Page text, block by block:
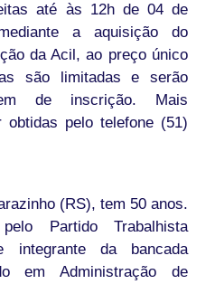
até às 12h de 04 de
a aquisição do
da Acil, ao preço único
são limitadas e serão
de inscrição. Mais
obtidas pelo telefone (51)
(RS), tem 50 anos.
Partido Trabalhista
integrante da bancada
em Administração de